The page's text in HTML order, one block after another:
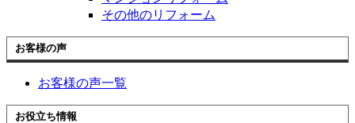
その他のリフォーム
お客様の声
お客様の声一覧
お役立ち情報